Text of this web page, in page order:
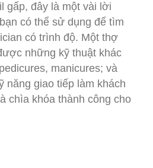
gấp, đây là một vài lời
có thể sử dụng để tìm
có trình độ. Một thợ
những kỹ thuật khác
manicures; và
năng giao tiếp làm khách
chìa khóa thành công cho